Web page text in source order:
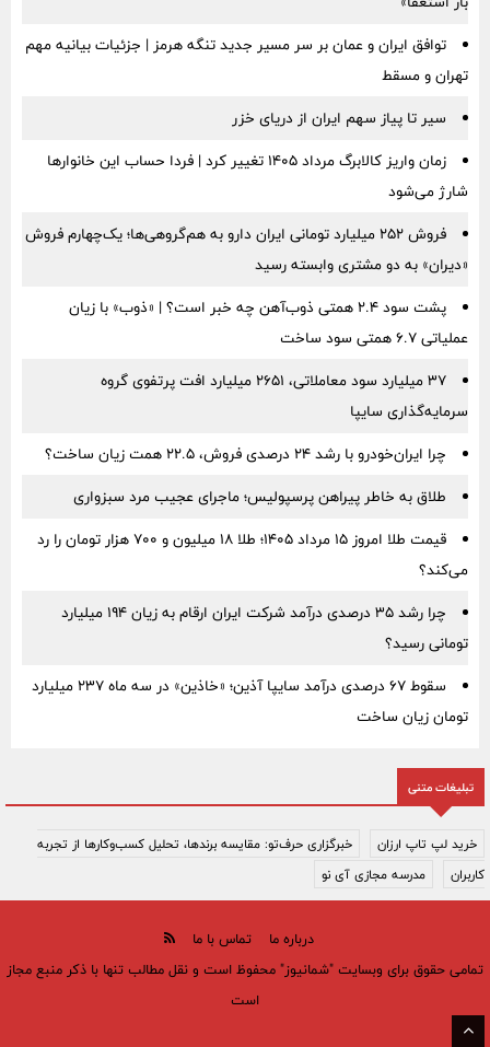
توافق ایران و عمان بر سر مسیر جدید تنگه هرمز | جزئیات بیانیه مهم
تهران و مسقط
سیر تا پیاز سهم ایران از دریای خزر
زمان واریز کالابرگ مرداد ۱۴۰۵ تغییر کرد | فردا حساب این خانوارها
شارژ می‌شود
فروش ۲۵۲ میلیارد تومانی ایران دارو به هم‌گروهی‌ها؛ یک‌چهارم فروش
«دیران» به دو مشتری وابسته رسید
پشت سود ۲.۴ همتی ذوب‌آهن چه خبر است؟ | «ذوب» با زیان
عملیاتی ۶.۷ همتی سود ساخت
۳۷ میلیارد سود معاملاتی، ۲۶۵۱ میلیارد افت پرتفوی گروه
سرمایه‌گذاری سایپا
چرا ایران‌خودرو با رشد ۲۴ درصدی فروش، ۲۲.۵ همت زیان ساخت؟
طلاق به خاطر پیراهن پرسپولیس؛ ماجرای عجیب مرد سبزواری
قیمت طلا امروز ۱۵ مرداد ۱۴۰۵؛ طلا ۱۸ میلیون و ۷۰۰ هزار تومان را رد
می‌کند؟
چرا رشد ۳۵ درصدی درآمد شرکت ایران ارقام به زیان ۱۹۴ میلیارد
تومانی رسید؟
سقوط ۶۷ درصدی درآمد سایپا آذین؛ «خاذین» در سه ماه ۲۳۷ میلیارد
تومان زیان ساخت
تبلیغات متنی
خرید لپ تاپ ارزان
خبرگزاری حرف‌تو: مقایسه برندها، تحلیل کسب‌وکارها از تجربه
کاربران
مدرسه مجازی آی نو
درباره ما
تماس با ما
تمامی حقوق برای وبسایت "شمانیوز" محفوظ است و نقل مطالب تنها با ذکر منبع مجاز
است